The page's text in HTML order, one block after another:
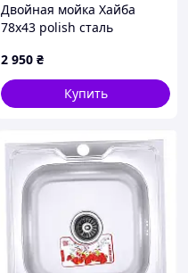
Двойная мойка Хайба
78х43 polish сталь
2 950 ₴
Купить